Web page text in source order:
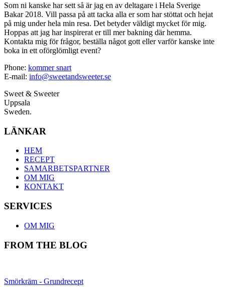
Som ni kanske har sett så är jag en av deltagare i Hela Sverige
Bakar 2018. Vill passa på att tacka alla er som har stöttat och hejat
på mig under hela min resa. Det betyder väldigt mycket för mig.
Hoppas att jag har inspirerat er till mer bakning där hemma.
Kontakta mig för frågor, beställa något gott eller varför kanske inte
boka in ett oförglömligt event?
Phone: kommer snart
E-mail: info@sweetandsweeter.se
Sweet & Sweeter
Uppsala
Sweden.
LÄNKAR
HEM
RECEPT
SAMARBETSPARTNER
OM MIG
KONTAKT
SERVICES
OM MIG
FROM THE BLOG
Smörkräm - Grundrecept